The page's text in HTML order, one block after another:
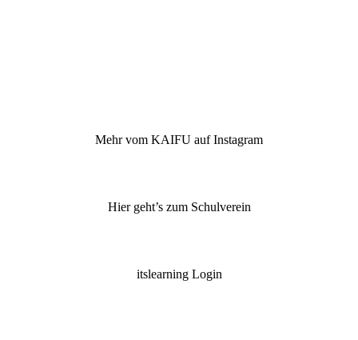
Mehr vom KAIFU auf Instagram
Hier geht’s zum Schulverein
itslearning Login